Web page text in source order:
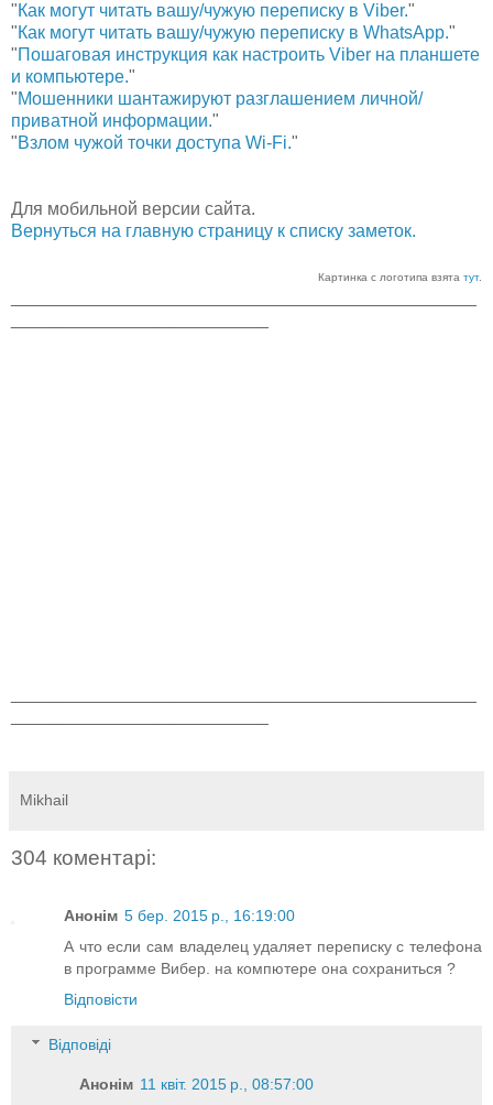
"Как могут читать вашу/чужую переписку в Viber."
"Как могут читать вашу/чужую переписку в WhatsApp."
"Пошаговая инструкция как настроить Viber на планшете
и компьютере."
"Мошенники шантажируют разглашением личной/
приватной информации."
"Взлом чужой точки доступа Wi-Fi."
Для мобильной версии сайта.
Вернуться на главную страницу к списку заметок.
Картинка с логотипа взята тут.
Mikhail
304 коментарі:
Анонім 5 бер. 2015 р., 16:19:00
А что если сам владелец удаляет переписку с телефона
в программе Вибер. на компютере она сохраниться ?
Відповісти
Відповіді
Анонім 11 квіт. 2015 р., 08:57:00